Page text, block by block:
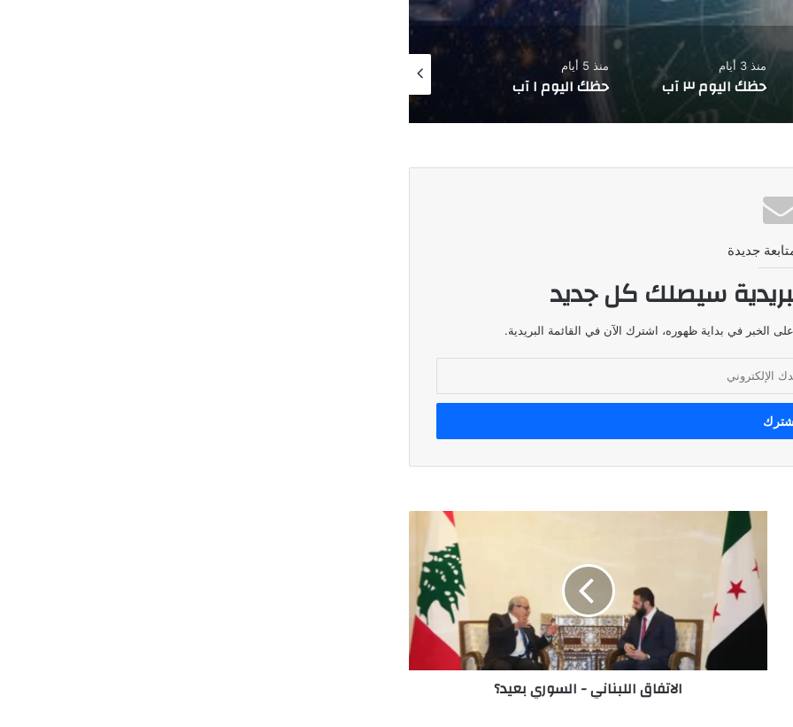
منذ 5 أيام
حظك اليوم ١ آب
منذ 6 أيام
حظك اليوم ٣١ تموز
جديدة
سيصلك كل جديد
الخبر في بداية ظهوره، اشترك الآن في القائمة البريدية.
الاتفاق
اللبناني
السوري
بعيد؟
الاتفاق اللبناني - السوري بعيد؟